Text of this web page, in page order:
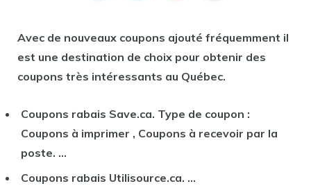
Avec de nouveaux coupons ajouté fréquemment il
est une destination de choix pour obtenir des
coupons très intéressants au Québec.
Coupons rabais Save.ca. Type de coupon :
Coupons à imprimer , Coupons à recevoir par la
poste. …
Coupons rabais Utilisource.ca. …